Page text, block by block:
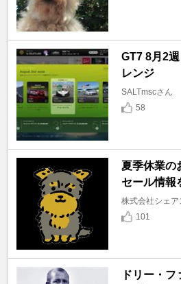
GT7 8月2
レンジ
SALTmscさん
58
夏季休業の
セール情報
株式会社シェ
101
ドリー・